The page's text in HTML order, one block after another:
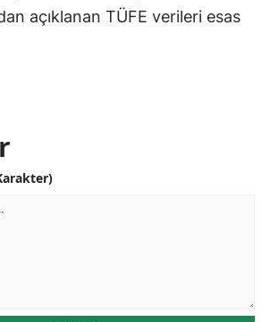
açıklanan TÜFE verileri esas